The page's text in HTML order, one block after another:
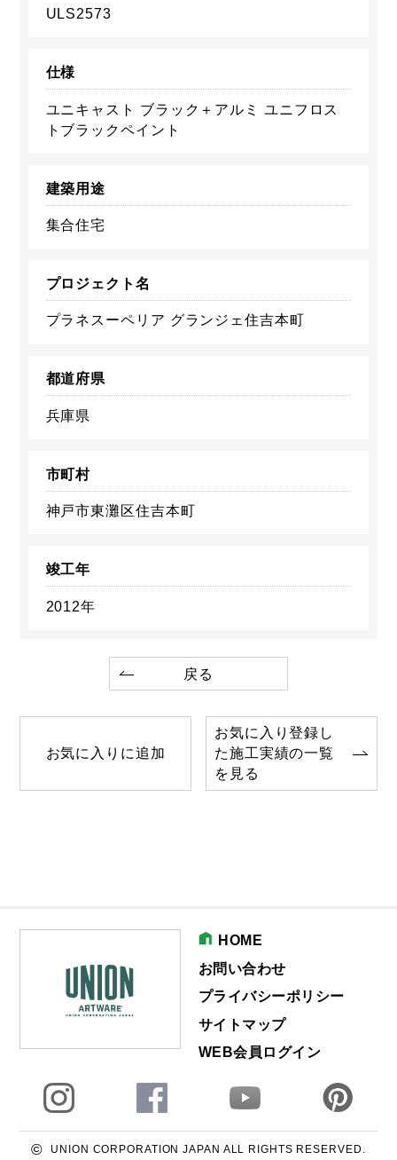
ULS2573
仕様
ユニキャスト ブラック＋アルミ ユニフロス
トブラックペイント
建築用途
集合住宅
プロジェクト名
プラネスーペリア グランジェ住吉本町
都道府県
兵庫県
市町村
神戸市東灘区住吉本町
竣工年
2012年
戻る
お気に入りに追加
お気に入り登録し
た施工実績の一覧
を見る
HOME
お問い合わせ
プライバシーポリシー
サイトマップ
WEB会員ログイン
© UNION CORPORATION JAPAN ALL RIGHTS RESERVED.